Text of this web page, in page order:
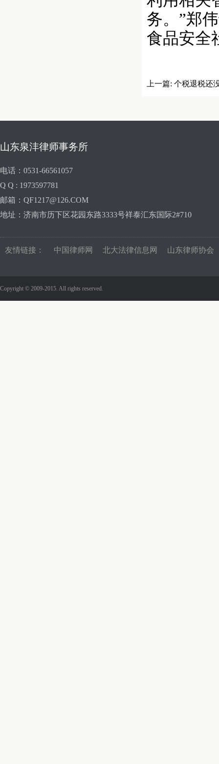
务。”郑
食品安全
上一篇: 个税退税还
山东泉沣律师事务所
电话：0531-66561057
Q Q : 1973597781
邮箱：QF1217@126.COM
地址：济南市历下区花园东路3333号祥泰汇东国际2#710
友情链接： 中国律师网 北大法律信息网 山东律师协会
Copyright © 2009-2015. All rights reserved.